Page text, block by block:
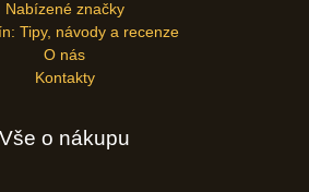
Nabízené značky
Tipy, návody a recenze
O nás
Kontakty
Vše o nákupu